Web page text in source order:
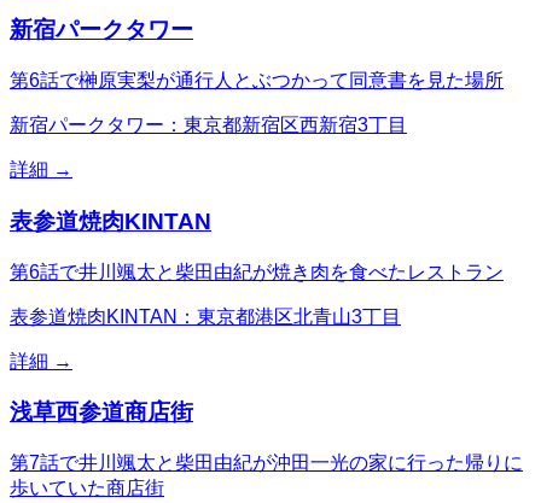
新宿パークタワー
第6話で榊原実梨が通行人とぶつかって同意書を見た場所
新宿パークタワー：東京都新宿区西新宿3丁目
詳細 →
表参道焼肉KINTAN
第6話で井川颯太と柴田由紀が焼き肉を食べたレストラン
表参道焼肉KINTAN：東京都港区北青山3丁目
詳細 →
浅草西参道商店街
第7話で井川颯太と柴田由紀が沖田一光の家に行った帰りに
歩いていた商店街